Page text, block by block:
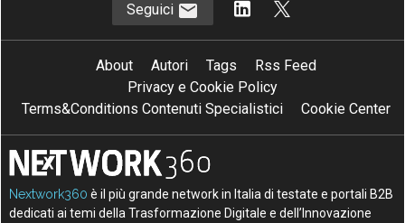
Seguici
About Autori Tags
Rss Feed
Privacy e Cookie Policy
Terms&Conditions Contenuti Specialistici
Cookie Center
Nextwork360 è il più grande network in Italia di testate e portali B2B
dedicati ai temi della Trasformazione Digitale e dell’Innovazione